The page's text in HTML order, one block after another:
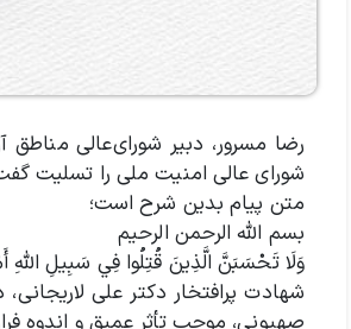
رضا مسرور، دبیر شورای‌عالی مناطق
شورای عالی امنیت ملی را تسلیت
متن پیام بدین شرح است؛
بسم الله الرحمن الرحیم
وَلَا تَحْسَبَنَّ الَّذِينَ قُتِلُوا فِي سَبِيلِ اللَّهِ
شهادت پرافتخار دکتر علی
صهیونی، موجب تأثر عمیق و اندوه